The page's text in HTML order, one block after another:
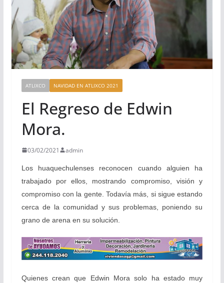
ATLIXCO NAVIDAD EN ATLIXCO 2021
El Regreso de Edwin
Mora.
03/02/2021 admin
Los huaquechulenses reconocen cuando alguien ha
trabajado por ellos, mostrando compromiso, visión y
compromiso con la gente. Todavía más, si sigue estando
cerca de la comunidad y sus problemas, poniendo su
grano de arena en su solución.
Quienes crean que Edwin Mora solo ha estado muy